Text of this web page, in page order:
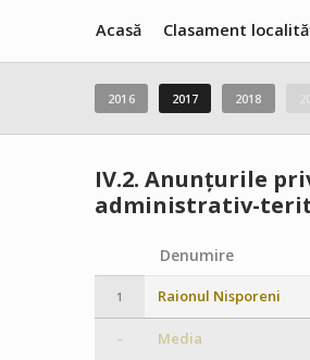
Acasă Clasament
2016 2017 2018
IV.2.Anunțurile
administrativ-
Denumire
1 Raionul Nisporeni
– Media